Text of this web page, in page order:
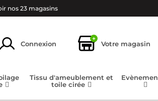
nos 23 magasins
Connexion
+
Votre magasin
Tissu d'ameublement et
toile cirée